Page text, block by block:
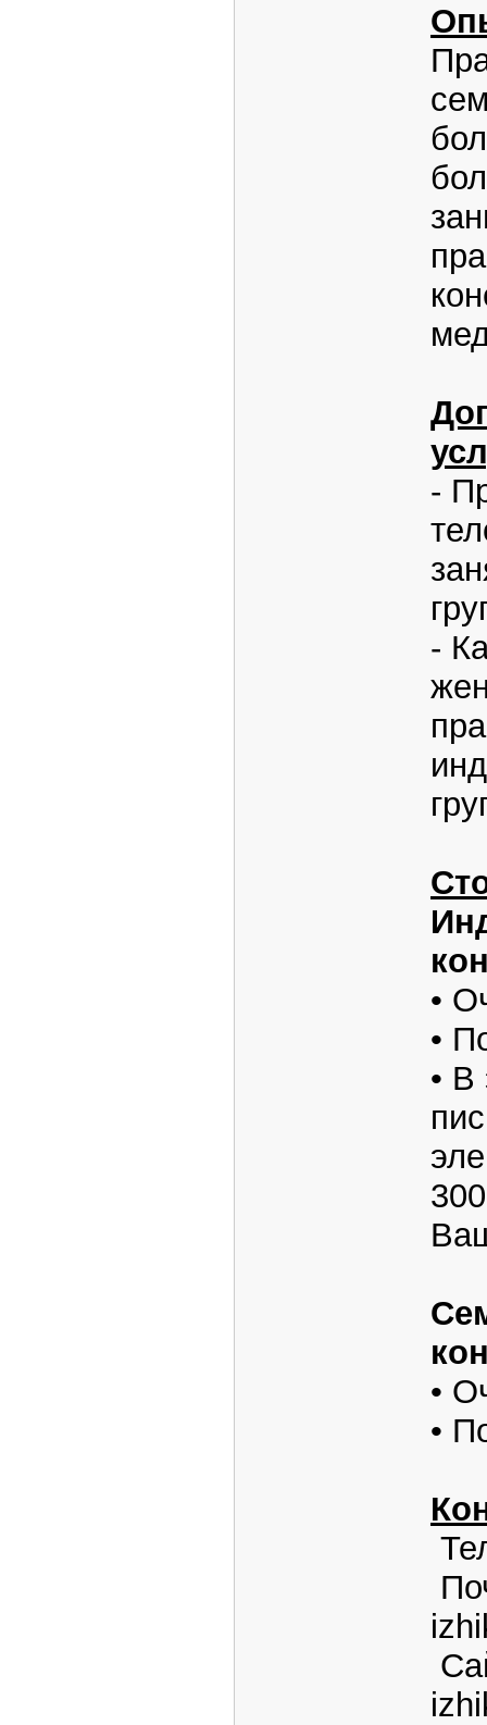
-
-
•
•
• В
•
•